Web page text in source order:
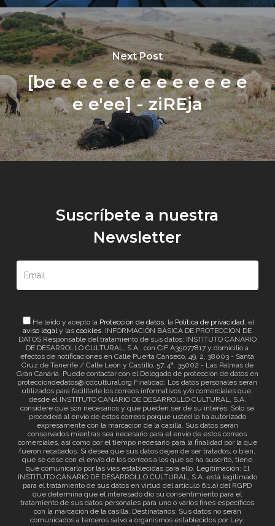
Next Post
[be e e e e e e e e e e e e
e e'ee] - ziREja
Suscríbete a nuestra
Newsletter
He leído y acepto la Protección de datos, la Política de privacidad, el
aviso legaly lascookies. INFORMACIÓN BÁSICA DE PROTECCIÓN DE
DATOS Responsable del tratamiento de sus datos: INSTITUTO CANARIO
DE DESARROLLO CULTURAL, S.A., con CIF A35077817 y domicilio a
efectos de notificaciones en Calle Puerta Canseco, 49, 2, 38003 - Santa
Cruz de Tenerife / Calle León y Castillo, 57, 4ª. 35002 - Las Palmas de
Gran Canaria. Puede contactar con el Delegado de protección de datos en
protecciondedatos@icdcultural.org Finalidad: Los datos personales serán
utilizados para facilitarle los correos informativos y/o comerciales que,
desde el INSTITUTO CANARIO DE DESARROLLO CULTURAL, S.A.
considere que son necesarios y que pueden ser de su interés. Solo se
procederá al envío de estos correos porque usted lo ha autorizado
expresamente con la marcación de la casilla. Sus datos serán
conservados mientras sea necesario para el envío de estos correos
comerciales, así como por el tiempo necesario para la finalidad por la que
fueron recabados. Si desea que sus datos dejen de ser tratados, o bien,
que se cese con el envío de los correos a los que se ha suscrito, tiene
que comunicarlo por las vías establecidas para ello. Legitimación: El
INSTITUTO CANARIO DE DESARROLLO CULTURAL, S.A. está legitimado
para el tratamiento de sus datos en virtud del artículo 6.1.a) del RGPD
que determina que el interesado dio su consentimiento para el
tratamiento de sus datos personales para uno o varios fines específicos
con la marcación de la casilla. Destinatarios: Sus datos no serán
comunicados a terceros salvo a organismos establecidos por Ley.